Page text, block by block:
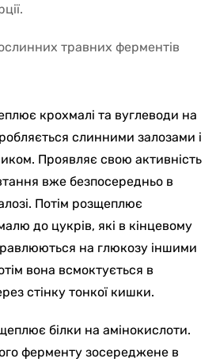
травних ферментів
крохмалі та вуглеводи на
слинними залозами і
Проявляє свою активність
вже безпосередньо в
Потім розщеплює
до цукрів, які в кінцевому
на глюкозу іншими
вона всмоктується в
стінку тонкої кишки.
білки на амінокислоти.
ферменту зосереджене в